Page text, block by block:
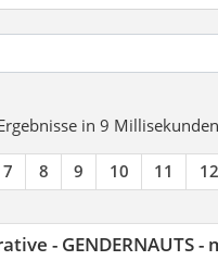
in 9
7 8 9 10 11 12
- GENDERNAUTS